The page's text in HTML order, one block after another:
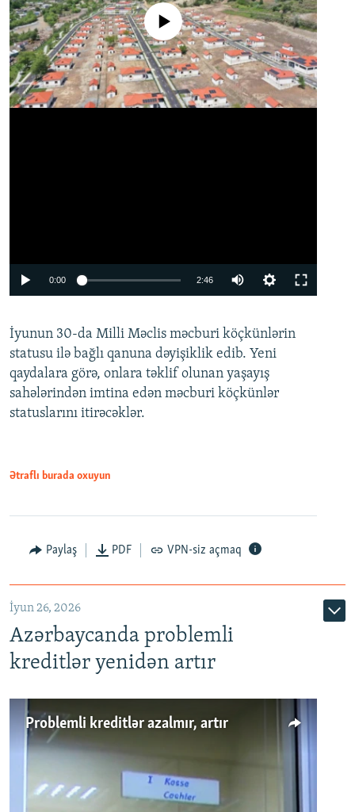
Auto 240p 360p 480p
720p 1080p
No media source currently available
0:00 2:46
360p
480p
720p
İyunun 30-da Milli Məclis məcburi köçkünlərin
statusu ilə bağlı qanuna dəyişiklik edib. Yeni
qaydalara görə, onlara təklif olunan yaşayış
sahələrindən imtina edən məcburi köçkünlər
statuslarını itirəcəklər.
Ətraflı burada oxuyun
Paylaş PDF VPN-siz açmaq
İyun 26, 2026
Azərbaycanda problemli
kreditlər yenidən artır
Problemli kreditlər azalmır, artır